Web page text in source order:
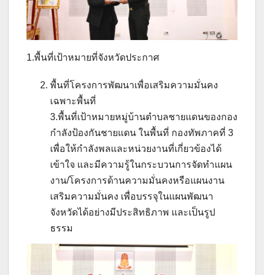
1.พื้นที่เป้าหมายที่จังหวัดประกาศ
พื้นที่โครงการพัฒนาเพื่อเสริมความมั่นคง
เฉพาะพื้นที่
3.พื้นที่เป้าหมายหมู่บ้านตำบลชายแดนของกอง
กำลังป้องกันชายแดน ในพื้นที่ กองทัพภาคที่ 3
เพื่อให้กำลังพลและหน่วยงานที่เกี่ยวข้องได้
เข้าใจ และมีความรู้ในกระบวนการจัดทำแผน
งาน/โครงการด้านความมั่นคงหรือแผนงาน
เสริมความมั่นคง เพื่อบรรจุในแผนพัฒนา
จังหวัดได้อย่างมีประสิทธิภาพ และเป็นรูป
ธรรม